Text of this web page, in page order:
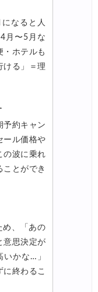
なると人
月〜5月な
・ホテルも
ける」＝理
予約キャン
ール価格や
の波に乗れ
とができ
め、「あの
意思決定が
いかな…」
に終わるこ